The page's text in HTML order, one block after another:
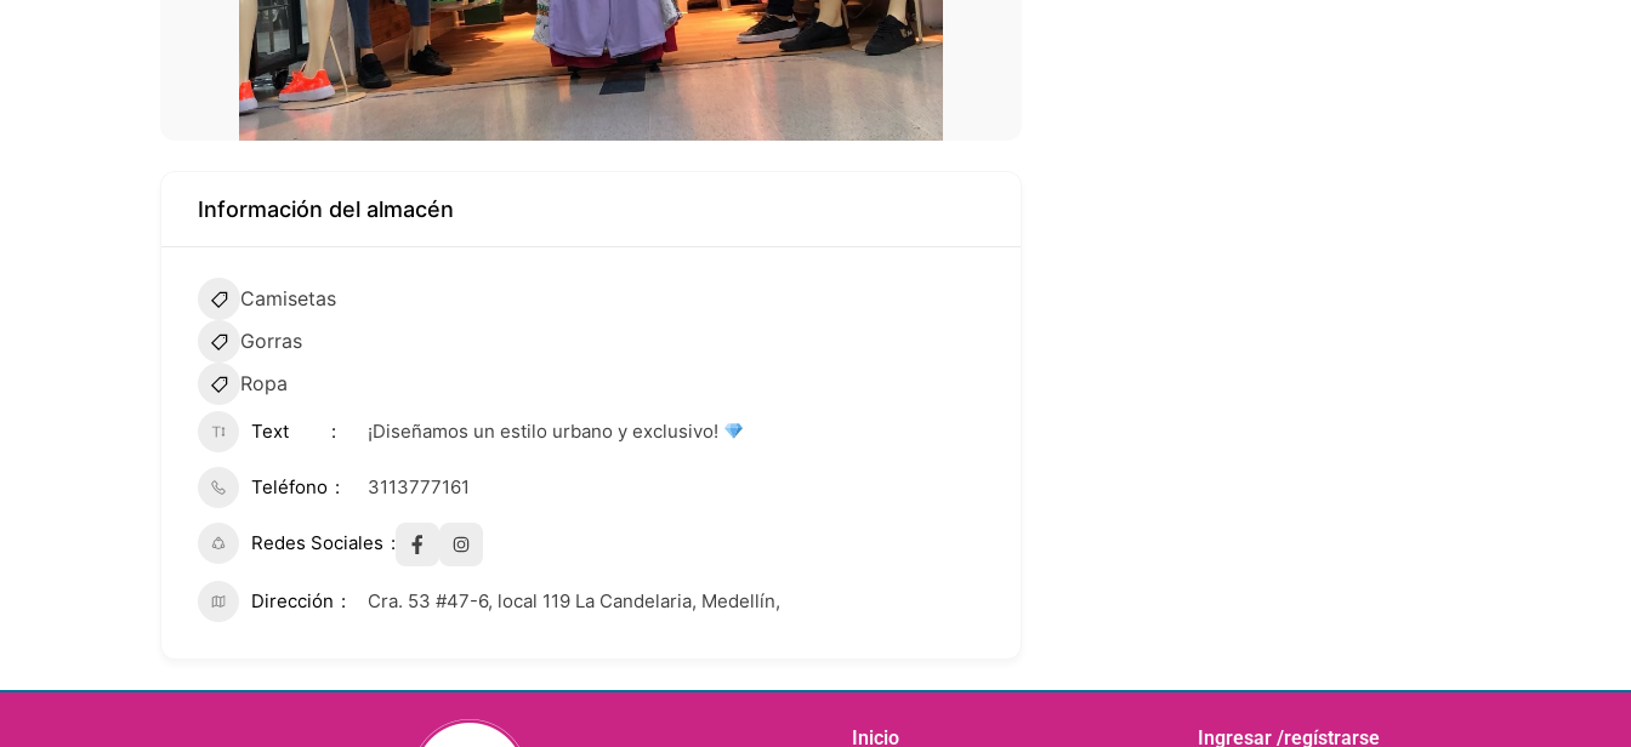
Información del almacén
Camisetas
Gorras
Ropa
Text ¡Diseñamos un estilo urbano y exclusivo!
Teléfono 3113777161
Redes Sociales
Dirección Cra. 53 #47-6, local 119 La Candelaria, Medellín,
Inicio Ingresar /regístrarse